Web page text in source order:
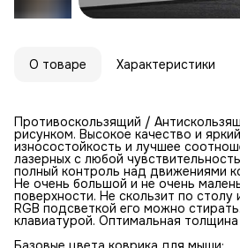
О товаре Характеристики
Противоскользящий /
рисунком. Высокое качество и
износостойкость и лучшее
лазерных с любой
полный контроль над движениями
Не очень большой и не очень
поверхности. Не скользит по
RGB подсветкой его можно
клавиатурой. Оптимальная